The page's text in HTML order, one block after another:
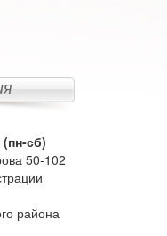
(пн-сб)
50-102
района